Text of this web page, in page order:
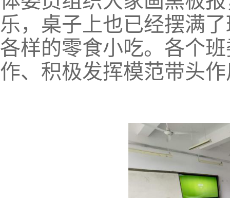
乐，桌子上也已经摆满
各样的零食小吃。各个
作、积极发挥模范带头